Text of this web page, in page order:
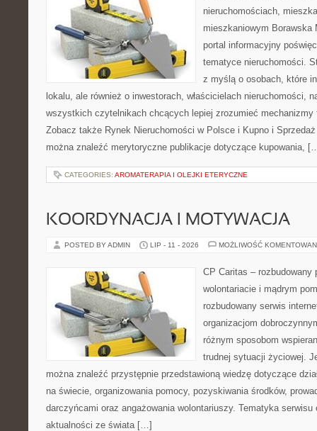
nieruchomościach,
mieszkaniowym Borawska
portal informacyjny
tematyce nieruchomości.
z myślą o osobach, które
lokalu, ale również o inwestorach, właścicielach nieruchomości,
wszystkich czytelnikach chcących lepiej zrozumieć mechanizmy
Zobacz także Rynek Nieruchomości w Polsce i Kupno i
można znaleźć merytoryczne publikacje dotyczące kupowania,
CATEGORIES: AROMATERAPIA I OLEJKI ETERYCZNE
KOORDYNACJA I MOTYWACJA
POSTED BY ADMIN LIP - 11 - 2026 MOŻLIWOŚĆ
CP Caritas – rozbudowany
wolontariacie i mądrym
rozbudowany serwis
organizacjom
różnym sposobom
trudnej sytuacji życiowej.
można znaleźć przystępnie przedstawioną wiedzę dotyczące
na świecie, organizowania pomocy, pozyskiwania środków,
darczyńcami oraz angażowania wolontariuszy. Tematyka
aktualności ze świata […]